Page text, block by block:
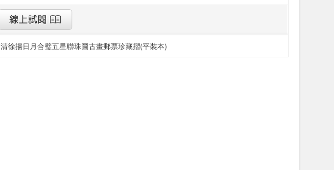
清徐揚日月合璧五星聯珠圖古畫郵票珍藏摺(平裝本)